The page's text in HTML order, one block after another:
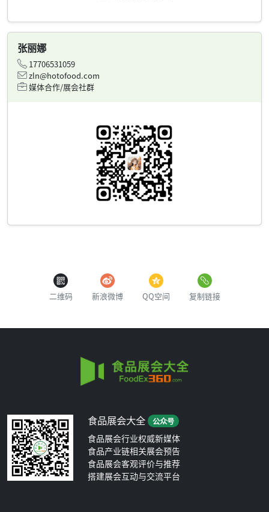
张丽娜
17706531059
zln@hotofood.com
媒体合作/展会社群
二维码 新浪微博 QQ空间 复制链接
食品展会大全 公众号
食品展会行业权威新媒体
食品产业链相关展会预告
食品展会客观评价与推荐
搭建展会互动与交流平台